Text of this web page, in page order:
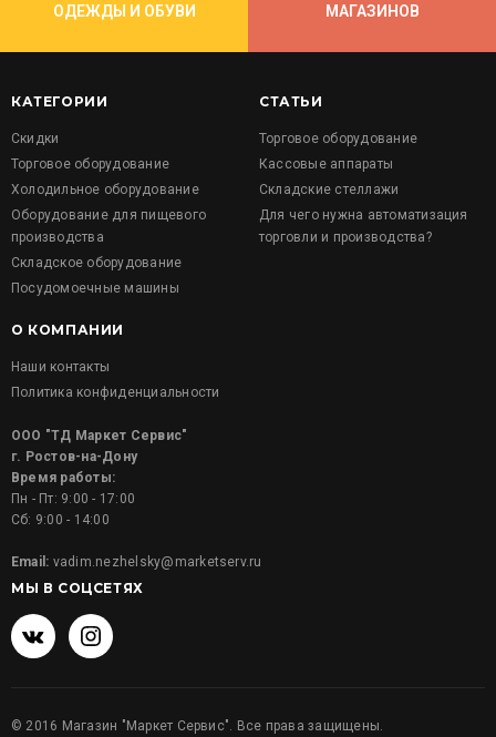
ОДЕЖДЫ И ОБУВИ
МАГАЗИНОВ
КАТЕГОРИИ
Скидки
Торговое оборудование
Холодильное оборудование
Оборудование для пищевого
производства
Складское оборудование
Посудомоечные машины
СТАТЬИ
Торговое оборудование
Кассовые аппараты
Складские стеллажи
Для чего нужна автоматизация
торговли и производства?
О КОМПАНИИ
Наши контакты
Политика конфиденциальности
ООО "ТД Маркет Сервис"
г. Ростов-на-Дону
Время работы:
Пн - Пт: 9:00 - 17:00
Сб: 9:00 - 14:00
Email: vadim.nezhelsky@marketserv.ru
МЫ В СОЦСЕТЯХ
© 2016 Магазин "Маркет Сервис". Все права защищены.